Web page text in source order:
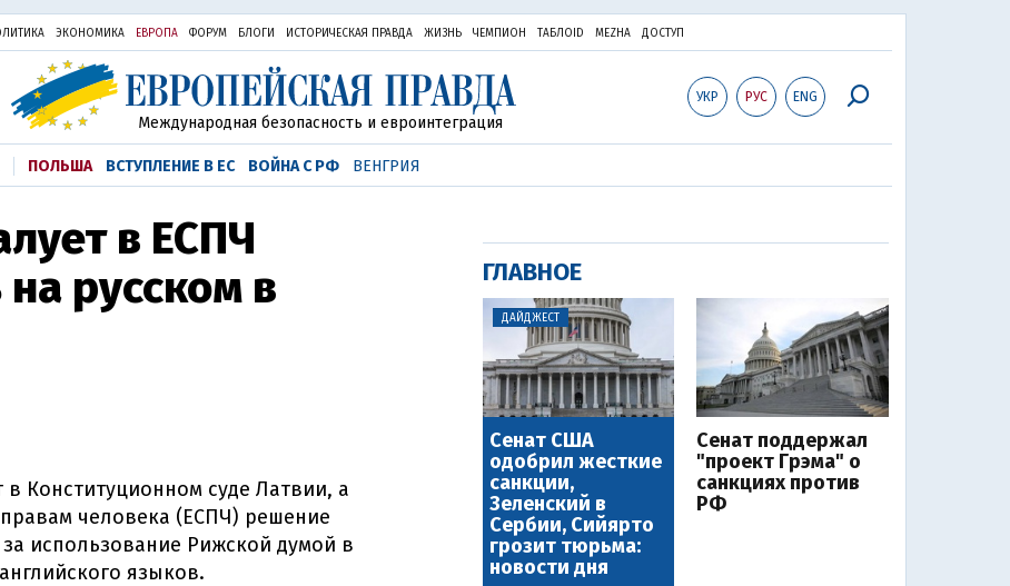
ЭКОНОМИКА ЕВРОПА ФОРУМ БЛОГИ ИСТОРИЧЕСКАЯ ПРАВДА ЖИЗНЬ ЧЕМПИОН ТАБЛОID MEZHA ДОСТУП
УКР РУС ENG
Международная безопасность и евроинтеграция
ПОЛЬША ВСТУПЛЕНИЕ В ЕС ВОЙНА С РФ ВЕНГРИЯ
в ЕСПЧ
русском в
Конституционном суде Латвии, а
человека (ЕСПЧ) решение
использование Рижской думой в
языков.
ГЛАВНОЕ
ДАЙДЖЕСТ
Сенат США
одобрил жесткие
санкции,
Зеленский в
Сербии, Сийярто
грозит тюрьма:
новости дня
Сенат поддержал
"проект Грэма" о
санкциях против
РФ